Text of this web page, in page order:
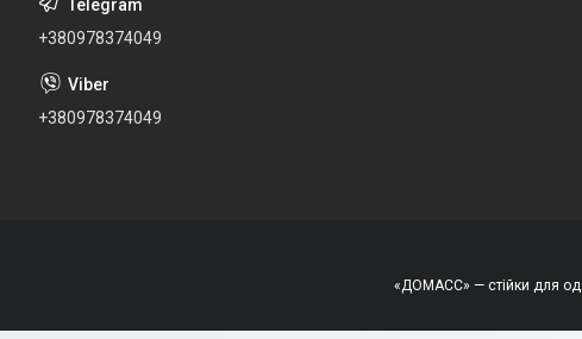
+380978374049
+380978374049